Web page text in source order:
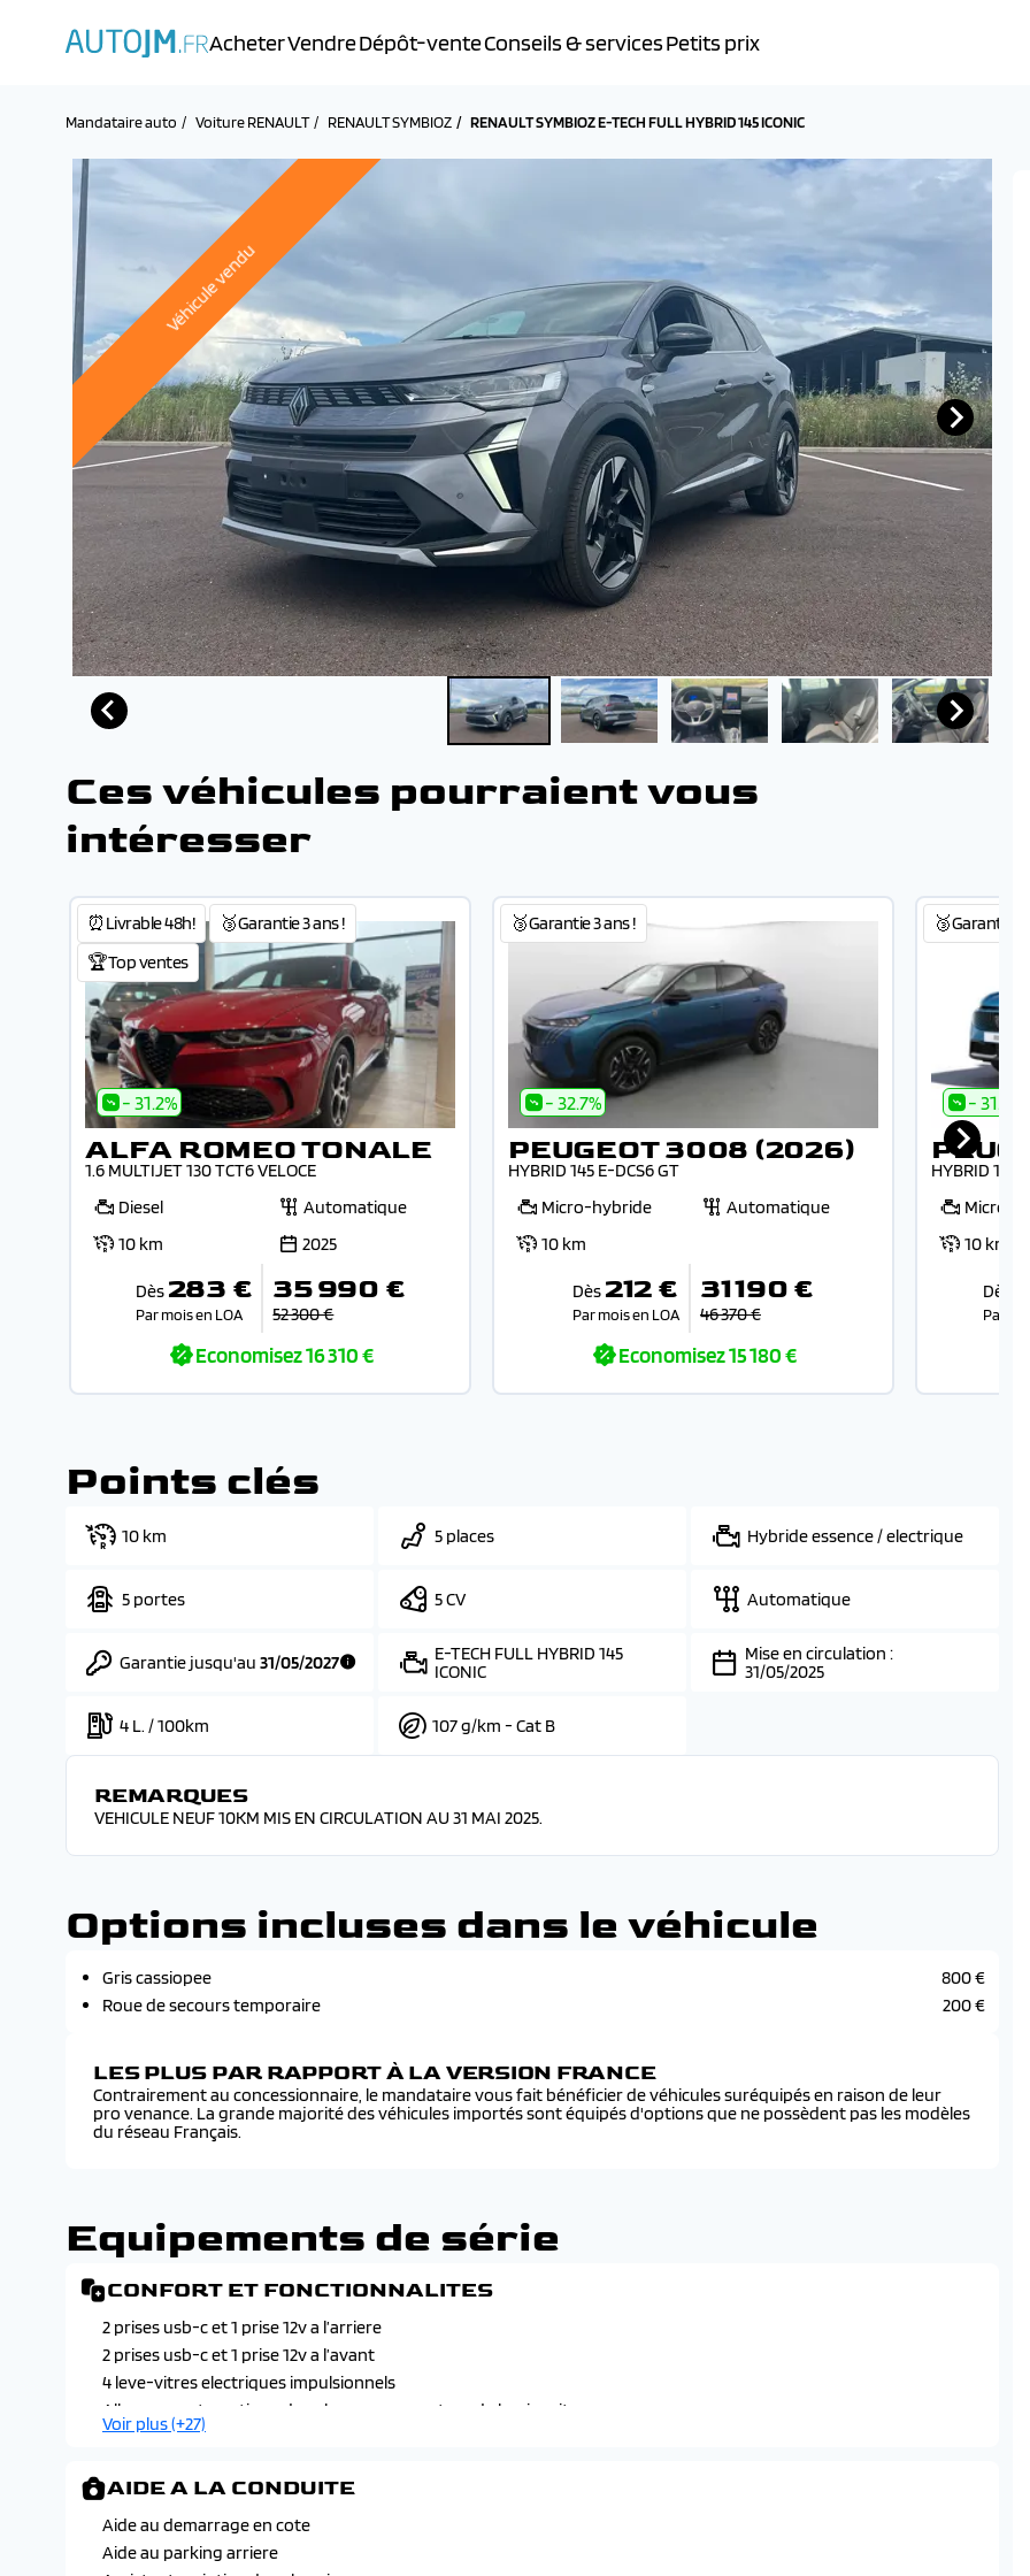
AcheterVendreDépôt-venteConseils & servicesPetits prix
Mandataire auto Voiture RENAULT RENAULT SYMBIOZ RENAULT SYMBIOZ E-TECH FULL HYBRID 145 ICONIC
Véhicule vendu
Ces véhicules pourraient vous
intéresser
⏰Livrable 48h!
🥉Garantie 3 ans !
🏆Top ventes
- 31.2%
ALFA ROMEO TONALE
1.6 MULTIJET 130 TCT6 VELOCE
Diesel
Automatique
10 km
2025
Dès 283 €
Par mois en LOA
35 990 €
52 300 €
Economisez16 310 €
🥉Garantie 3 ans !
- 32.7%
PEUGEOT 3008 (2026)
HYBRID 145 E-DCS6 GT
Micro-hybride
Automatique
10 km
Dès 212 €
Par mois en LOA
31 190 €
46 370 €
Economisez15 180 €
🥉Garantie 3
- 31.3%
HYBRID 145
Micro-
10 km
Dès
Par
Points clés
10 km 5 places Hybride essence / electrique
5 portes 5 CV Automatique
Garantie jusqu'au 31/05/2027
E-TECH FULL HYBRID 145
ICONIC
Mise en circulation :
31/05/2025
4 L. / 100km 107 g/km - Cat B
REMARQUES
VEHICULE NEUF 10KM MIS EN CIRCULATION AU 31 MAI 2025.
Options incluses dans le véhicule
Gris cassiopee
800 €
Roue de secours temporaire
200 €
LES PLUS PAR RAPPORT À LA VERSION FRANCE
Contrairement au concessionnaire, le mandataire vous fait bénéficier de véhicules suréquipés en raison de leur
pro venance. La grande majorité des véhicules importés sont équipés d'options que ne possèdent pas les modèles
du réseau Français.
Equipements de série
CONFORT ET FONCTIONNALITES
2 prises usb-c et 1 prise 12v a l’arriere
2 prises usb-c et 1 prise 12v a l’avant
4 leve-vitres electriques impulsionnels
Allumage automatique des phares avec capteur de luminosite
Banquette arriere coulissante sur 16cm, rabattable 1/3-2/3 avec 3 appuie-tetes reglables en hauteur
Chargeur de telephone a induction
Climatisation automatique
Console centrale avec rangement et accoudoir
Voir plus (+27)
AIDE A LA CONDUITE
Aide au demarrage en cote
Aide au parking arriere